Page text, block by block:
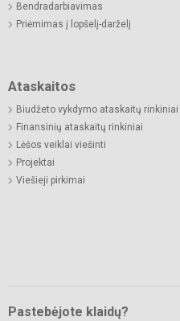
Bendradarbiavimas
Priėmimas į lopšelį-darželį
Ataskaitos
Biudžeto vykdymo ataskaitų rinkiniai
Finansinių ataskaitų rinkiniai
Lėšos veiklai viešinti
Projektai
Viešieji pirkimai
Pastebėjote klaidų?